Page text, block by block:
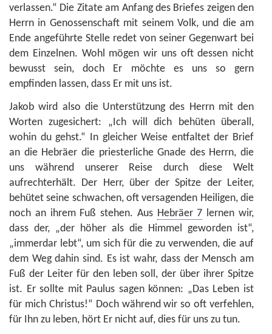
verlassen.“ Die Zitate am Anfang des Briefes zeigen den
Herrn in Genossenschaft mit seinem Volk, und die am
Ende angeführte Stelle redet von seiner Gegenwart bei
dem Einzelnen. Wohl mögen wir uns oft dessen nicht
bewusst sein, doch Er möchte es uns so gern
empfinden lassen, dass Er mit uns ist.
Jakob wird also die Unterstützung des Herrn mit den
Worten zugesichert: „Ich will dich behüten überall,
wohin du gehst.“ In gleicher Weise entfaltet der Brief
an die Hebräer die priesterliche Gnade des Herrn, die
uns während unserer Reise durch diese Welt
aufrechterhält. Der Herr, über der Spitze der Leiter,
behütet seine schwachen, oft versagenden Heiligen, die
noch an ihrem Fuß stehen. Aus Hebräer 7 lernen wir,
dass der, „der höher als die Himmel geworden ist“,
„immerdar lebt“, um sich für die zu verwenden, die auf
dem Weg dahin sind. Es ist wahr, dass der Mensch am
Fuß der Leiter für den leben soll, der über ihrer Spitze
ist. Er sollte mit Paulus sagen können: „Das Leben ist
für mich Christus!“ Doch während wir so oft verfehlen,
für Ihn zu leben, hört Er nicht auf, dies für uns zu tun.